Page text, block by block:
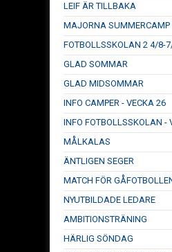
LEIF ÄR TILLBAKA
MAJORNA SUMMERCAMP
FOTBOLLSSKOLAN 2 4/8-
GLAD SOMMAR
GLAD MIDSOMMAR
INFO CAMPER - VECKA 26
INFO FOTBOLLSSKOLAN -
MÅLKALAS
ÄNTLIGEN SEGER
MATCH FÖR
NYUTBILDADE LEDARE
AMBITIONSTRÄNING
HÄRLIG SÖNDAG